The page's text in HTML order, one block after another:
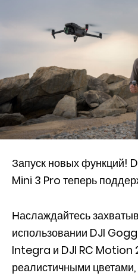
Запуск новых функций!
Mini 3 Pro теперь
Наслаждайтесь
использовании DJI
Integra и DJI RC Motion
реалистичными